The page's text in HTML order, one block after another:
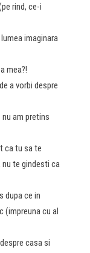
rind, ce-i
imaginara
mea?!
a vorbi despre
am pretins
ca tu sa te
te gindesti ca
dupa ce in
(impreuna cu al
casa si